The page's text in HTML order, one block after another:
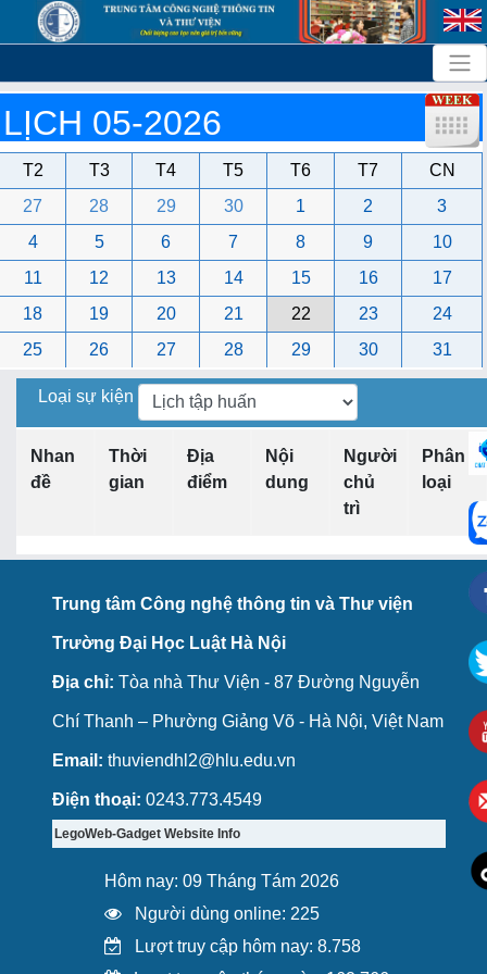
LỊCH 05-2026
T2 T3 T4 T5 T6 T7
CN
27
28 29 30 1 2
3
4
5 6 7 8 9
10
11
12 13 14 15 16
17
18
19 20 21 22 23
24
25
26 27 28 29 30 31
Loại sự kiện
Nhan
đề
Thời
gian
Địa
điểm
Nội
dung
Người
chủ
trì
Phân
loại
Trung tâm Công nghệ thông tin và Thư viện
Trường Đại Học Luật Hà Nội
Địa chỉ: Tòa nhà Thư Viện - 87 Đường Nguyễn
Chí Thanh – Phường Giảng Võ - Hà Nội, Việt Nam
Email: thuviendhl2@hlu.edu.vn
Điện thoại: 0243.773.4549
LegoWeb-Gadget Website Info
Hôm nay: 09 Tháng Tám 2026
Người dùng online: 225
Lượt truy cập hôm nay: 8.758